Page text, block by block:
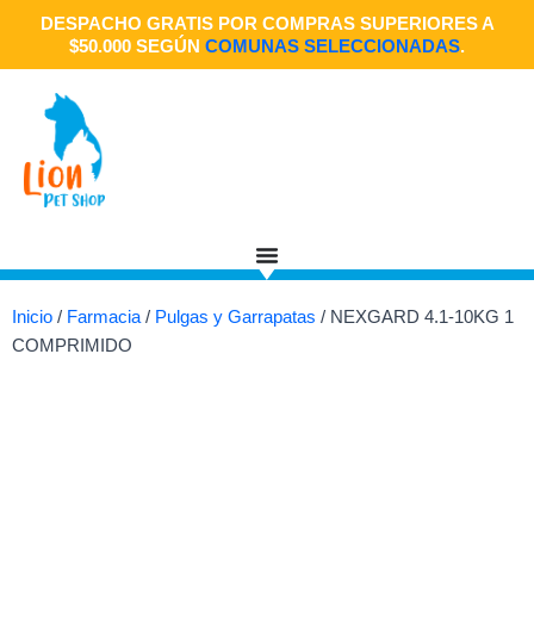
contenido
DESPACHO GRATIS POR COMPRAS SUPERIORES A
$50.000 SEGÚN COMUNAS SELECCIONADAS.
Inicio / Farmacia / Pulgas y Garrapatas / NEXGARD 4.1-10KG 1
COMPRIMIDO